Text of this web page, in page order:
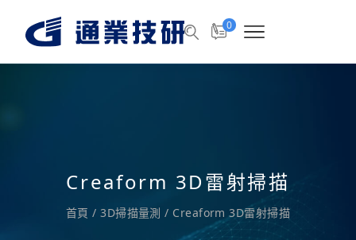
0
Creaform 3D雷射掃描
首頁/ 3D掃描量測/ Creaform 3D雷射掃描